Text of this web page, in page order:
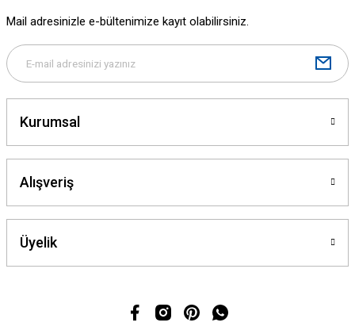
Mail adresinizle e-bültenimize kayıt olabilirsiniz.
Kurumsal
Alışveriş
Üyelik